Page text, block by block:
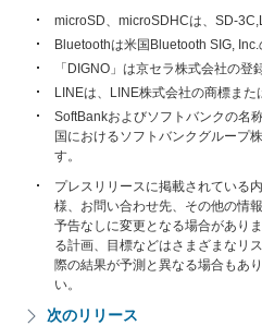
microSD、microSDHCは、SD-
Bluetoothは米国Bluetooth SIG, Inc.
「DIGNO」は京セラ株式会社の登
LINEは、LINE株式会社の商標また
SoftBankおよびソフトバンクの名
国におけるソフトバンクグループ
す。
プレスリリースに掲載されている
様、お問い合わせ先、その他の情
予告なしに変更となる場合があり
る計画、目標などはさまざまなリ
際の結果が予測と異なる場合もあ
い。
次のリリース